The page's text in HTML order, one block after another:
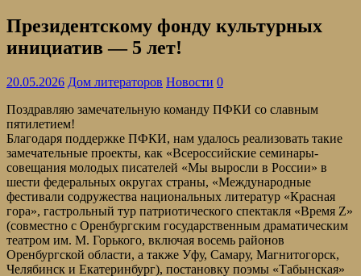
Президентскому фонду культурных
инициатив — 5 лет!
20.05.2026 Дом литераторов Новости 0
Поздравляю замечательную команду ПФКИ со славным
пятилетием!
Благодаря поддержке ПФКИ, нам удалось реализовать такие
замечательные проекты, как «Всероссийские семинары-
совещания молодых писателей «Мы выросли в России» в
шести федеральных округах страны, «Международные
фестивали содружества национальных литератур «Красная
гора», гастрольный тур патриотического спектакля «Время Z»
(совместно с Оренбургским государственным драматическим
театром им. М. Горького, включая восемь районов
Оренбургской области, а также Уфу, Самару, Магнитогорск,
Челябинск и Екатеринбург), постановку поэмы «Табынская»